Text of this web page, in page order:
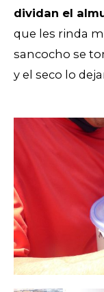
dividan el
que les rinda
sancocho se
y el seco lo